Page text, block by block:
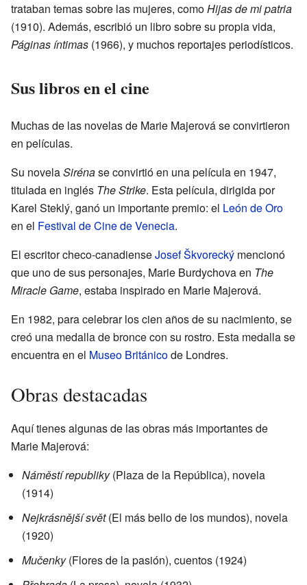
trataban temas sobre las mujeres, comoHijas de mi patria
(1910). Además, escribió un libro sobre su propia vida,
Páginas íntimas (1966), y muchos reportajes periodísticos.
Sus libros en el cine
Muchas de las novelas de Marie Majerová se convirtieron
en películas.
Su novelaSirénase convirtió en una película en 1947,
titulada en inglés The Strike. Esta película, dirigida por
Karel Steklý, ganó un importante premio: el León de Oro
en el Festival de Cine de Venecia.
El escritor checo-canadienseJosef Škvorecký mencionó
que uno de sus personajes, Marie Burdychova en The
Miracle Game, estaba inspirado en Marie Majerová.
En 1982, para celebrar los cien años de su nacimiento, se
creó una medalla de bronce con su rostro. Esta medalla se
encuentra en el Museo Británicode Londres.
Obras destacadas
Aquí tienes algunas de las obras más importantes de
Marie Majerová:
Náměstí republiky(Plaza de la República), novela
(1914)
Nejkrásnější svět(El más bello de los mundos), novela
(1920)
Mučenky(Flores de la pasión), cuentos (1924)